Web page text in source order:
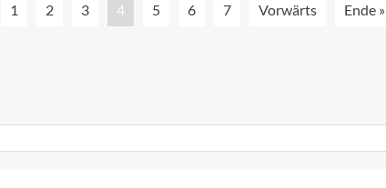
1 2 3 4 5 6 7 Vorwärts
Ende »